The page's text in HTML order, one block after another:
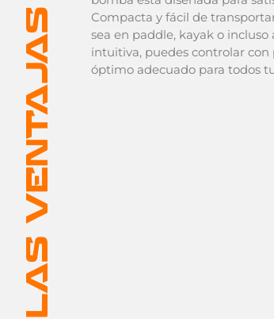
Compacta y fácil de
sea en paddle, kayak o
intuitiva, puedes controlar
óptimo adecuado para todos